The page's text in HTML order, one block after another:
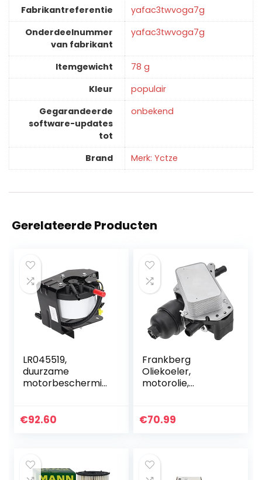
Fabrikantreferentie
‎yafac3twvoga7g
Onderdeelnummer
van fabrikant
‎yafac3twvoga7g
Itemgewicht
‎78 g
Kleur
‎populair
Gegarandeerde
software-updates
tot
‎onbekend
Brand Merk: Yctze
Gerelateerde Producten
LR045519,
duurzame
motorbeschermin
Brandstoffilterhuis
€92.60
Frankberg
Oliekoeler,
motorolie,
Vito Qashqai X-
€70.99